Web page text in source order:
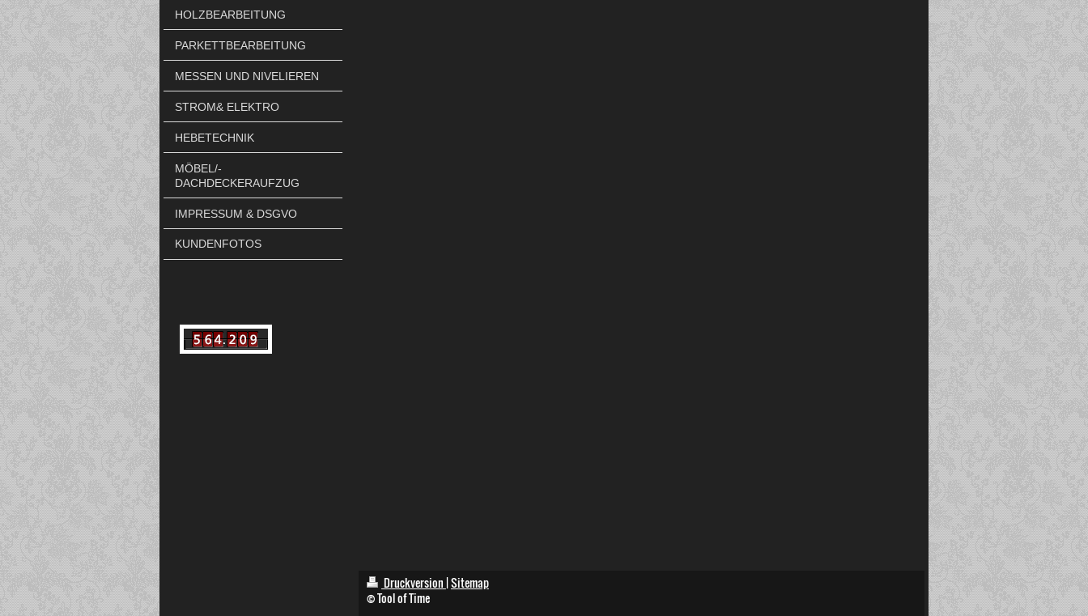
HOLZBEARBEITUNG
PARKETTBEARBEITUNG
MESSEN UND NIVELIEREN
STROM& ELEKTRO
HEBETECHNIK
MÖBEL/-
DACHDECKERAUFZUG
IMPRESSUM & DSGVO
KUNDENFOTOS
Druckversion|Sitemap
© Tool of Time